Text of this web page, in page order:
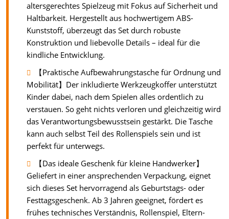
altersgerechtes Spielzeug mit Fokus auf Sicherheit und
Haltbarkeit. Hergestellt aus hochwertigem ABS-
Kunststoff, überzeugt das Set durch robuste
Konstruktion und liebevolle Details – ideal für die
kindliche Entwicklung.
【Praktische Aufbewahrungstasche für Ordnung und
Mobilität】Der inkludierte Werkzeugkoffer unterstützt
Kinder dabei, nach dem Spielen alles ordentlich zu
verstauen. So geht nichts verloren und gleichzeitig wird
das Verantwortungsbewusstsein gestärkt. Die Tasche
kann auch selbst Teil des Rollenspiels sein und ist
perfekt für unterwegs.
【Das ideale Geschenk für kleine Handwerker】
Geliefert in einer ansprechenden Verpackung, eignet
sich dieses Set hervorragend als Geburtstags- oder
Festtagsgeschenk. Ab 3 Jahren geeignet, fördert es
frühes technisches Verständnis, Rollenspiel, Eltern-